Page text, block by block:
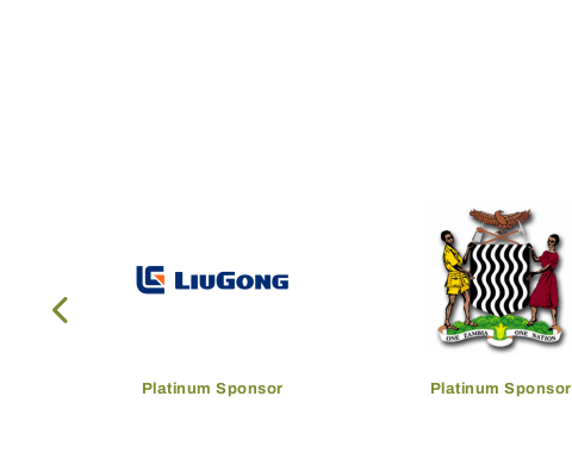
Platinum Sponsor Platinum Sponsor